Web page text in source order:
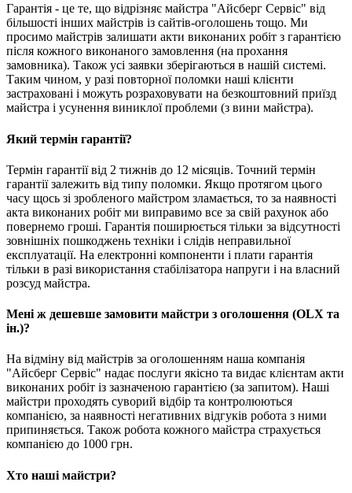
Гарантія - це те, що відрізняє майстра "Айсберг Сервіс" від
більшості інших майстрів із сайтів-оголошень тощо. Ми
просимо майстрів залишати акти виконаних робіт з гарантією
після кожного виконаного замовлення (на прохання
замовника). Також усі заявки зберігаються в нашій системі.
Таким чином, у разі повторної поломки наші клієнти
застраховані і можуть розраховувати на безкоштовний приїзд
майстра і усунення виниклої проблеми (з вини майстра).
Який термін гарантії?
Термін гарантії від 2 тижнів до 12 місяців. Точний термін
гарантії залежить від типу поломки. Якщо протягом цього
часу щось зі зробленого майстром зламається, то за наявності
акта виконаних робіт ми виправимо все за свій рахунок або
повернемо гроші. Гарантія поширюється тільки за відсутності
зовнішніх пошкоджень техніки і слідів неправильної
експлуатації. На електронні компоненти і плати гарантія
тільки в разі використання стабілізатора напруги і на власний
розсуд майстра.
Мені ж дешевше замовити майстри з оголошення (OLX та
ін.)?
На відміну від майстрів за оголошенням наша компанія
"Айсберг Сервіс" надає послуги якісно та видає клієнтам акти
виконаних робіт із зазначеною гарантією (за запитом). Наші
майстри проходять суворий відбір та контролюються
компанією, за наявності негативних відгуків робота з ними
припиняється. Також робота кожного майстра страхується
компанією до 1000 грн.
Хто наші майстри?